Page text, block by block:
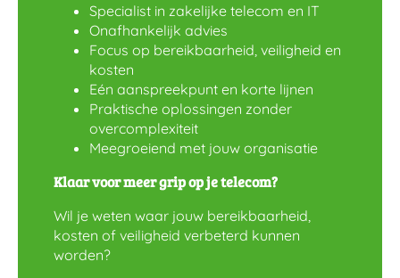
Specialist in zakelijke telecom en IT
Onafhankelijk advies
Focus op bereikbaarheid, veiligheid en
kosten
Eén aanspreekpunt en korte lijnen
Praktische oplossingen zonder
overcomplexiteit
Meegroeiend met jouw organisatie
Klaar voor meer grip op je telecom?
Wil je weten waar jouw bereikbaarheid,
kosten of veiligheid verbeterd kunnen
worden?